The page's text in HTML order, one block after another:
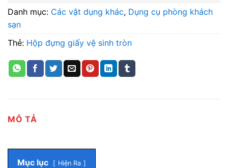
Danh mục: Các vật dụng khác, Dụng cụ phòng khách
sạn
Thẻ: Hộp đựng giấy vệ sinh tròn
MÔ TẢ
Mục lục Hiện Ra